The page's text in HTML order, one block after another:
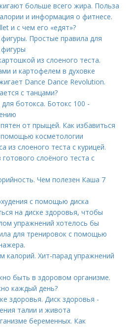
больше всего жира. Польза
и информация о фитнесе.
и с чем его «едят»?
Простые правила для
из слоеного теста.
и картофелем в духовке
Dance Dance Revolution.
с танцами?
ботокса. Ботокс 100 -
от прыщей. Как избавиться
помощью косметологии
из слоеного теста с курицей.
слоёного теста с
Чем полезен Каша 7
с помощью диска
на диске здоровья, чтобы
упражнений хотелось бы
для тренировок с помощью
калорий. Хит-парад упражнений
быть в здоровом организме.
каждый день?
здоровья. Диск здоровья -
талии и живота
беременных. Как